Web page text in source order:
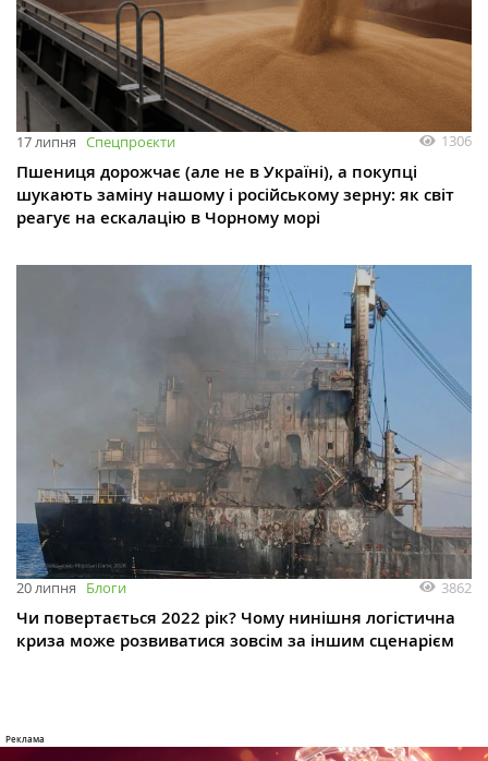
17 липня Спецпроєкти 1306
Пшениця дорожчає (але не в Україні), а покупці
шукають заміну нашому і російському зерну: як світ
реагує на ескалацію в Чорному морі
20 липня Блоги 3862
Чи повертається 2022 рік? Чому нинішня логістична
криза може розвиватися зовсім за іншим сценарієм